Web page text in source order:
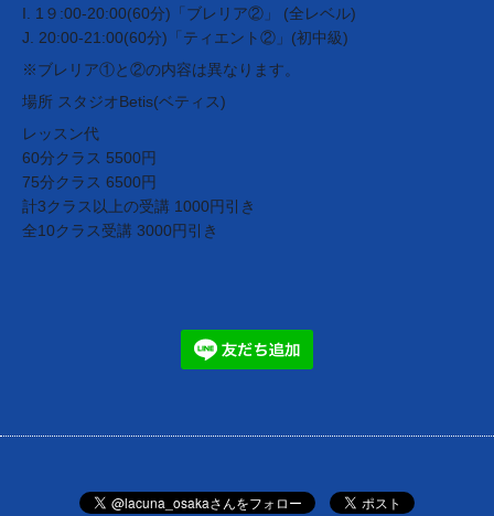
I. 1９:00-20:00(60分)「ブレリア②」 (全レベル)
J. 20:00-21:00(60分)「ティエント②」(初中級)
※ブレリア①と②の内容は異なります。
場所 スタジオBetis(ベティス)
レッスン代
60分クラス 5500円
75分クラス 6500円
計3クラス以上の受講 1000円引き
全10クラス受講 3000円引き